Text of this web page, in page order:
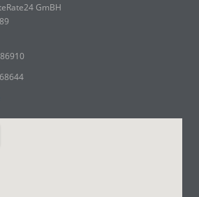
GmBH